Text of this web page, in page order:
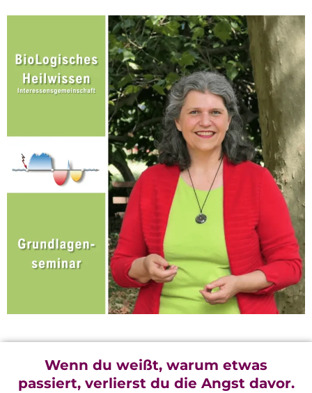
Wenn du weißt, warum etwas
passiert, verlierst du die Angst davor.